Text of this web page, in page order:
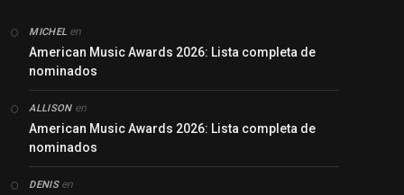
MICHEL en
American Music Awards 2026: Lista completa de
nominados
ALLISONen
American Music Awards 2026: Lista completa de
nominados
DENISen